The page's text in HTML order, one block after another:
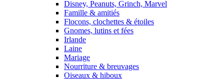
Disney, Peanuts, Grinch, Marvel
Famille & amitiés
Flocons, clochettes & étoiles
Gnomes, lutins et fées
Irlande
Laine
Mariage
Nourriture & breuvages
Oiseaux & hiboux